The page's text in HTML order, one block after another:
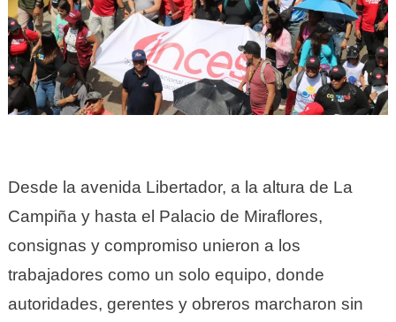
Desde la avenida Libertador, a la altura de La
Campiña y hasta el Palacio de Miraflores,
consignas y compromiso unieron a los
trabajadores como un solo equipo, donde
autoridades, gerentes y obreros marcharon sin